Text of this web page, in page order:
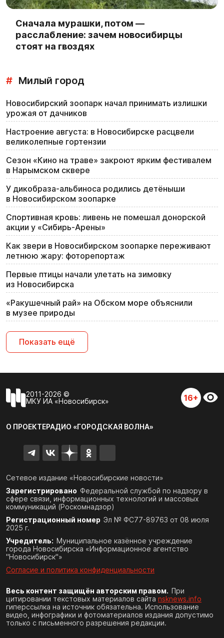
Сначала мурашки, потом —
расслабление: зачем новосибирцы
стоят на гвоздях
# Милый город
Новосибирский зоопарк начал принимать излишки
урожая от дачников
Настроение августа: в Новосибирске расцвели
великолепные гортензии
Сезон «Кино на траве» закроют ярким фестивалем
в Нарымском сквере
У дикобраза-альбиноса родились детёныши
в Новосибирском зоопарке
Спортивная кровь: ливень не помешал донорской
акции у «Сибирь-Арены»
Как звери в Новосибирском зоопарке переживают
летнюю жару: фоторепортаж
Первые птицы начали улетать на зимовку
из Новосибирска
«Ракушечный рай» на Обском море объяснили
в музее природы
Показать ещё
2011-2026 ©
МКУ ИА «Новосибирск»
16+
О ПРОЕКТЕРАДИО «ГОРОДСКАЯ ВОЛНА»
Сетевое издание «Новосибирские новости»
Зарегистрировано Федеральной службой по надзору в
сфере связи, информационных технологий и массовых
коммуникаций (Роскомнадзор)
Регистрационный номер Эл № ФС77-89763 от 08 июля
2025 г.
Учредитель: Муниципальное казённое учреждение
города Новосибирска «Информационное агентство
"Новосибирск"»
Согласие и политика конфиденциальности
Весь контент защищён авторским правом. При
цитировании текстовых материалов сайта nsknews.info
гиперссылка на источник обязательна. Использование
видео, инфографики и фотоматериалов издания допустимо
только с письменного разрешения редакции.